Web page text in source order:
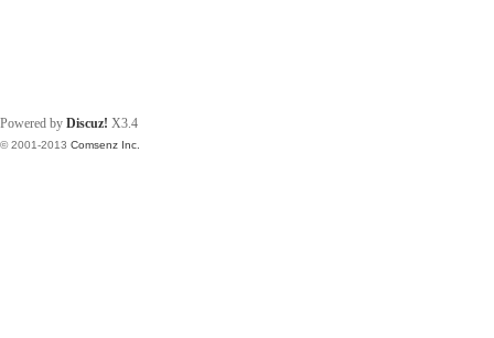
Powered by Discuz! X3.4
© 2001-2013 Comsenz Inc.